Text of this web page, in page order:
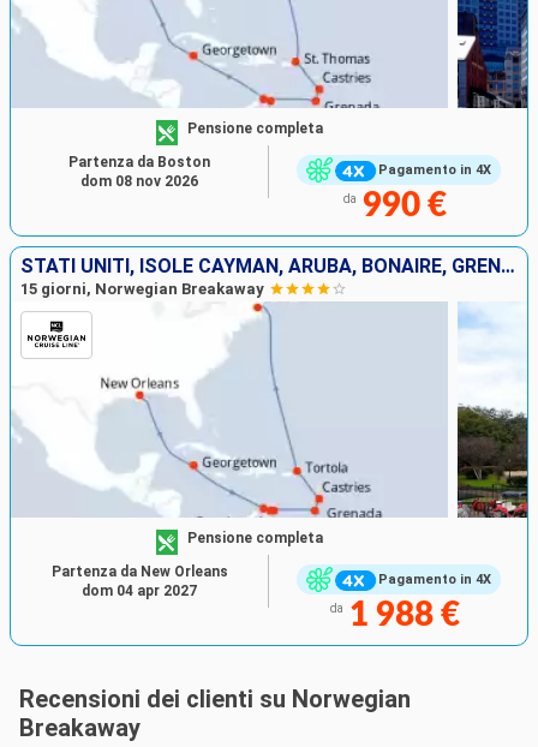
Pagamento in 4X
Pensione completa
da 990 €
Partenza da Boston
dom 08 nov 2026
STATI UNITI, ISOLE CAYMAN, ARUBA, BONAIRE, GRENADA, SANTA LUCIA, TORTOLA
15 giorni, Norwegian Breakaway
Pagamento in 4X
Pensione completa
da 1 988 €
Partenza da New Orleans
dom 04 apr 2027
Recensioni dei clienti su Norwegian
Breakaway